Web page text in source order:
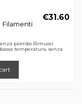
Filamenti
€31.60
piombo Rimuovi
temperatura, senza